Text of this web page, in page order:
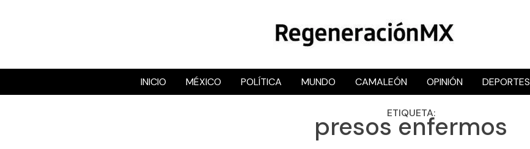
RegeneraciónMX
Sitio de noticias libre e independiente
INICIO MÉXICO POLÍTICA MUNDO CAMALEÓN OPINIÓN DEPORTES
ETIQUETA:
presos enfermos